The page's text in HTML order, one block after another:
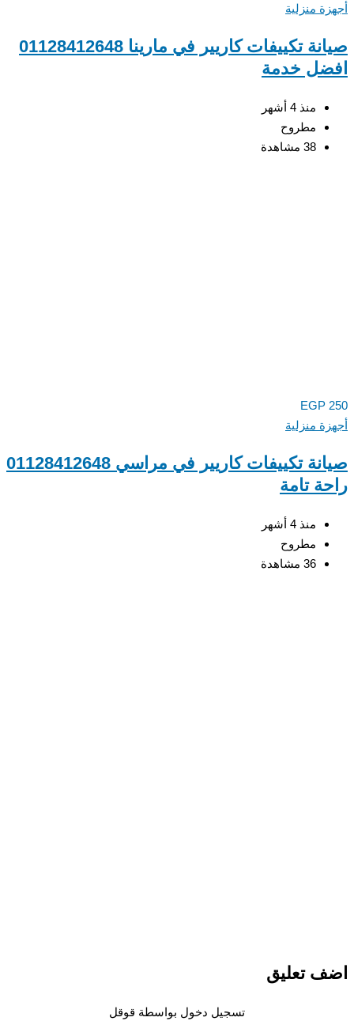
منزلية
صيانة تكييفات كاريير في مارينا 01128412648
خدمة
منذ 4 أشهر
مطروح
EGP
منزلية
صيانة تكييفات كاريير في مراسي 01128412648
تامة
منذ 4 أشهر
مطروح
تعليق
تسجيل دخول بواسطة قوقل